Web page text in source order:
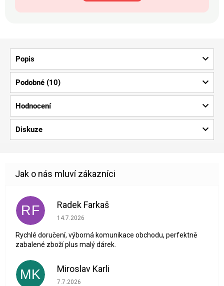
Popis
Podobné (10)
Hodnocení
Diskuze
RF Radek Farkaš
Hodnocení obchodu je 5 z 5 hvězdiček.
14.7.2026
Rychlé doručení, výborná komunikace obchodu, perfektně
zabalené zboží plus malý dárek.
MK Miroslav Karli
Hodnocení obchodu je 5 z 5 hvězdiček.
7.7.2026